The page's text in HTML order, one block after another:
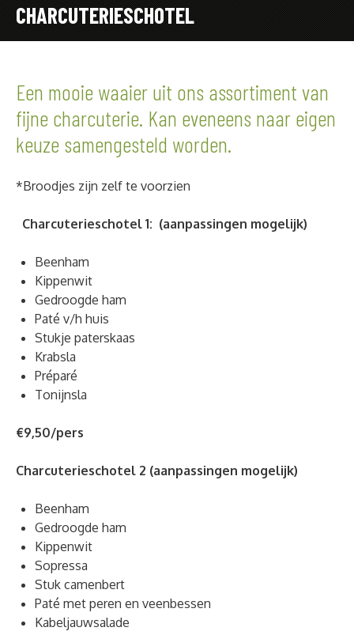
CHARCUTERIESCHOTEL
Een mooie waaier uit ons assortiment van
fijne charcuterie. Kan eveneens naar eigen
keuze samengesteld worden.
*Broodjes zijn zelf te voorzien
Charcuterieschotel 1: (aanpassingen mogelijk)
Beenham
Kippenwit
Gedroogde ham
Paté v/h huis
Stukje paterskaas
Krabsla
Préparé
Tonijnsla
€9,50/pers
Charcuterieschotel 2 (aanpassingen mogelijk)
Beenham
Gedroogde ham
Kippenwit
Sopressa
Stuk camenbert
Paté met peren en veenbessen
Kabeljauwsalade